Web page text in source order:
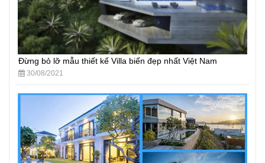
Đừng bỏ lỡ mẫu thiết kế Villa biển đẹp nhất Việt Nam
30/08/2021